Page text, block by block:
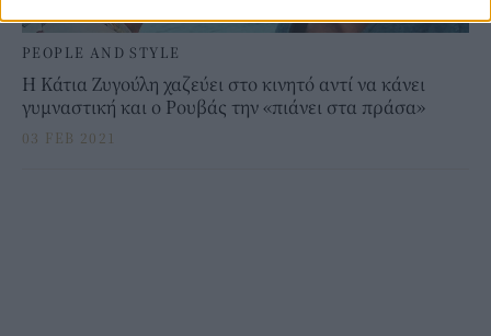
PEOPLE AND STYLE
Η Κάτια Ζυγούλη χαζεύει στο κινητό αντί να κάνει
γυμναστική και ο Ρουβάς την «πιάνει στα πράσα»
03 FEB 2021